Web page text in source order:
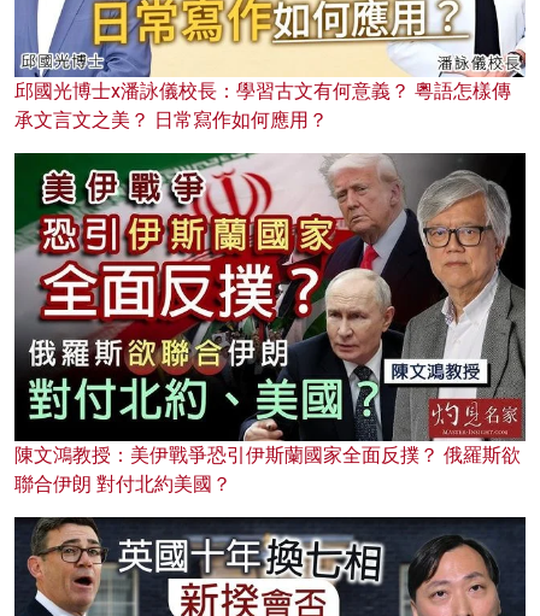
邱國光博士x潘詠儀校長：學習古文有何意義？ 粵語怎樣傳
承文言文之美？ 日常寫作如何應用？
陳文鴻教授：美伊戰爭恐引伊斯蘭國家全面反撲？ 俄羅斯欲
聯合伊朗 對付北約美國？